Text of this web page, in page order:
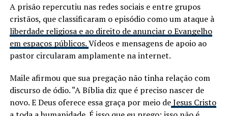
A prisão repercutiu nas redes sociais e entre grupos
cristãos, que classificaram o episódio como um ataque à
liberdade religiosa e ao direito de anunciar o Evangelho
em espaços públicos.Vídeos e mensagens de apoio ao
pastor circularam amplamente na internet.
Maile afirmou que sua pregação não tinha relação com
discurso de ódio. “A Bíblia diz que é preciso nascer de
novo. E Deus oferece essa graça por meio deJesus Cristo